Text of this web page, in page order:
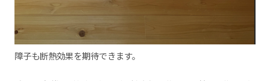
障子も断熱効果を期待できます。